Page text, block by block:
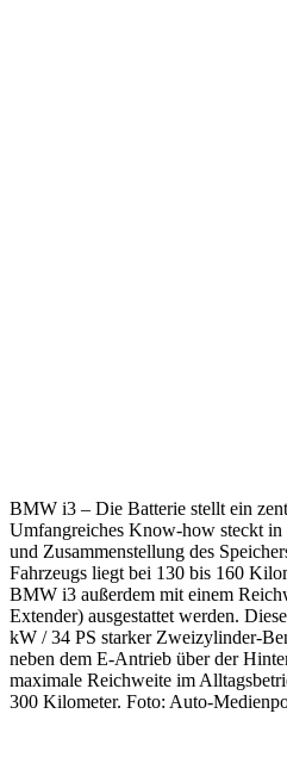
BMW i3 – Die Batterie stellt ein
Umfangreiches Know-how steckt in
und Zusammenstellung des
Fahrzeugs liegt bei 130 bis 160
BMW i3 außerdem mit einem
Extender) ausgestattet werden.
kW / 34 PS starker Zweizylinder-
neben dem E-Antrieb über der
maximale Reichweite im
300 Kilometer. Foto: Auto-